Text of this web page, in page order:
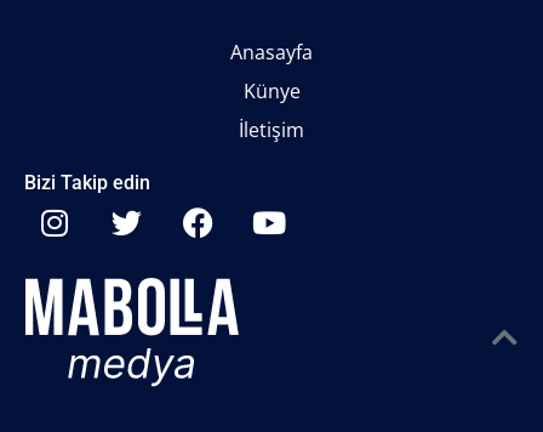
Anasayfa
Künye
İletişim
Bizi Takip edin